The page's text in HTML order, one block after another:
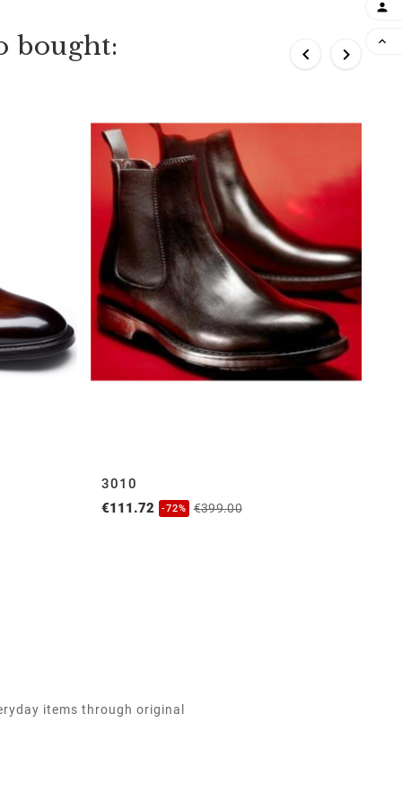
bought:  
3010
€111.72
-72% €399.00
items through original

